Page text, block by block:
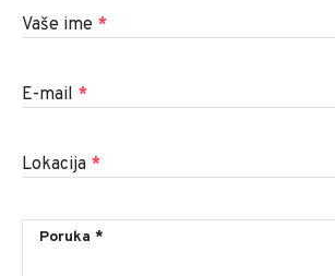
Vaše ime *
E-mail *
Lokacija *